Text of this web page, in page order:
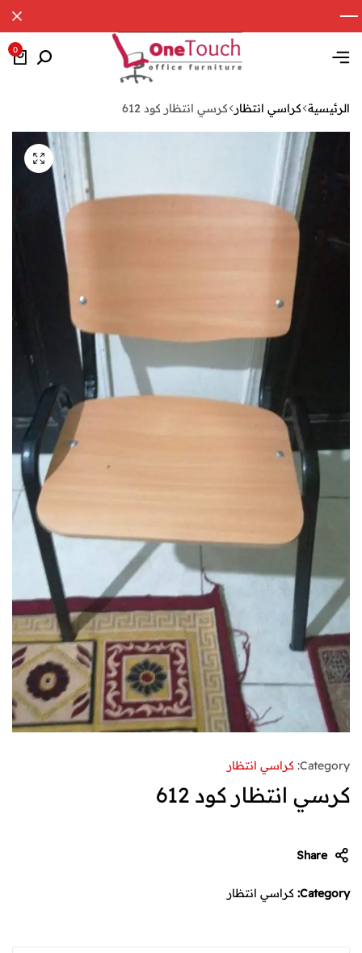
0
الرئيسية كراسي انتظار كرسي انتظار كود 612
Category: كراسي انتظار
كرسي انتظار كود 612
Share
Category: كراسي انتظار